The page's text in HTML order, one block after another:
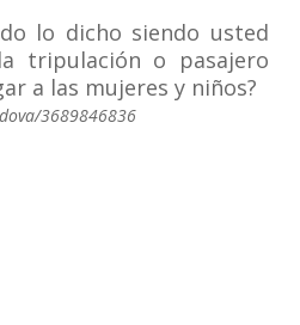
lo dicho siendo usted
tripulación o pasajero
a las mujeres y niños?
3689846836